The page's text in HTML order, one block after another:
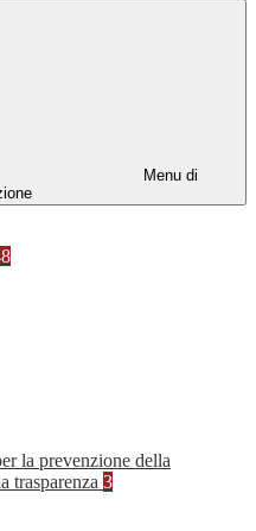
Menu di
la prevenzione della
trasparenza 3